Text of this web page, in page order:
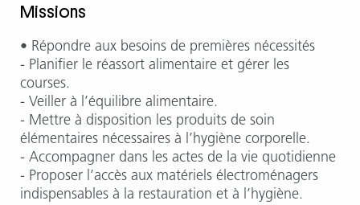
Missions
• Répondre aux besoins de premières nécessités
- Planifier le réassort alimentaire et gérer les
courses.
- Veiller à l’équilibre alimentaire.
- Mettre à disposition les produits de soin
élémentaires nécessaires à l’hygiène corporelle.
- Accompagner dans les actes de la vie quotidienne
- Proposer l’accès aux matériels électroménagers
indispensables à la restauration et à l’hygiène.